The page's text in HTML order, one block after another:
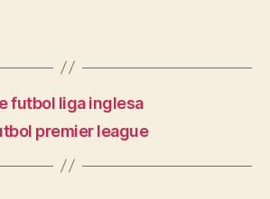
futbol liga inglesa
premier league